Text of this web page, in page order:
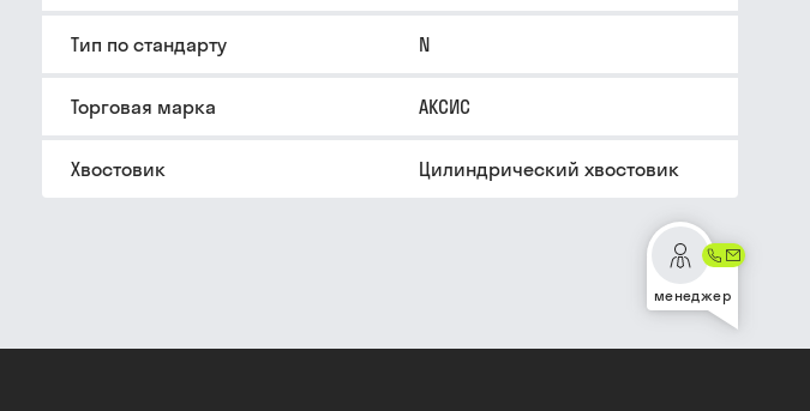
Тип по стандарту N
Торговая марка АКСИС
Хвостовик Цилиндрический хвостовик
менеджер